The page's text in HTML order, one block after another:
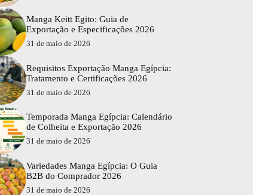
Manga Keitt Egito: Guia de
Exportação e Especificações 2026
31 de maio de 2026
Requisitos Exportação Manga Egípcia:
Tratamento e Certificações 2026
31 de maio de 2026
Temporada Manga Egípcia: Calendário
de Colheita e Exportação 2026
31 de maio de 2026
Variedades Manga Egípcia: O Guia
B2B do Comprador 2026
31 de maio de 2026